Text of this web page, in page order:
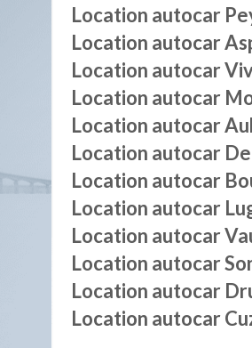
Location autocar
Location autocar
Location autocar
Location autocar
Location autocar
Location autocar
Location autocar
Location autocar
Location autocar
Location autocar
Location autocar
Location autocar